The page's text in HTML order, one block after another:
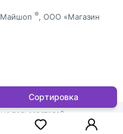
Сортировка
®, ООО «Магазин
пользователей
сервисов. Запретить